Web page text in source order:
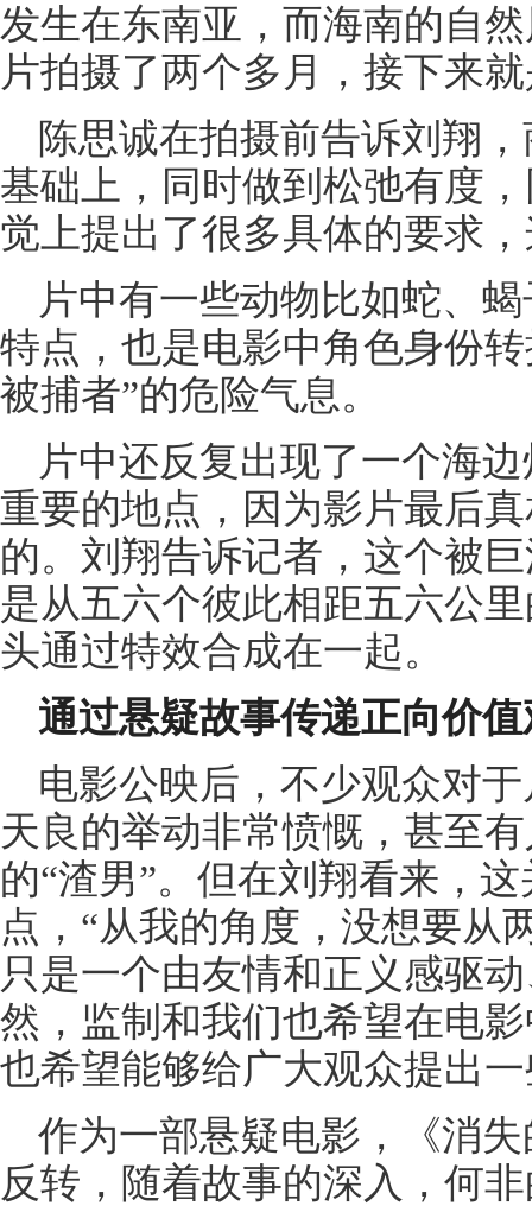
发生在东南亚，而海南的自
片拍摄了两个多月，接下来
陈思诚在拍摄前告诉刘翔
基础上，同时做到松弛有度
觉上提出了很多具体的要求
片中有一些动物比如蛇、
特点，也是电影中角色身份
被捕者”的危险气息。
片中还反复出现了一个海
重要的地点，因为影片最后
的。刘翔告诉记者，这个被
是从五六个彼此相距五六公
头通过特效合成在一起。
通过悬疑故事传递正向价值
电影公映后，不少观众对
天良的举动非常愤慨，甚至
的“渣男”。但在刘翔看来，
点，“从我的角度，没想要从
只是一个由友情和正义感驱
然，监制和我们也希望在电
也希望能够给广大观众提出
作为一部悬疑电影，《消
反转，随着故事的深入，何